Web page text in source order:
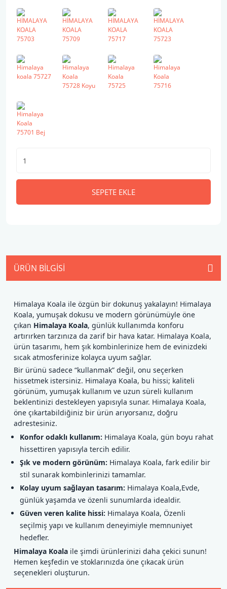
SEPETE EKLE
ÜRÜN BILGISI
Himalaya Koala ile özgün bir dokunuş yakalayın! Himalaya
Koala, yumuşak dokusu ve modern görünümüyle öne
çıkan Himalaya Koala, günlük kullanımda konforu
artırırken tarzınıza da zarif bir hava katar. Himalaya Koala,
ürün tasarımı, hem şık kombinlerinize hem de evinizdeki
sıcak atmosferinize kolayca uyum sağlar.
Bir ürünü sadece “kullanmak” değil, onu seçerken
hissetmek istersiniz. Himalaya Koala, bu hissi; kaliteli
görünüm, yumuşak kullanım ve uzun süreli kullanım
beklentinizi destekleyen yapısıyla sunar. Himalaya Koala,
öne çıkartabildiğiniz bir ürün arıyorsanız, doğru
adrestesiniz.
Konfor odaklı kullanım: Himalaya Koala, gün boyu rahat
hissettiren yapısıyla tercih edilir.
Şık ve modern görünüm: Himalaya Koala, fark edilir bir
stil sunarak kombinlerinizi tamamlar.
Kolay uyum sağlayan tasarım: Himalaya Koala,Evde,
günlük yaşamda ve özenli sunumlarda idealdir.
Güven veren kalite hissi: Himalaya Koala, Özenli
seçilmiş yapı ve kullanım deneyimiyle memnuniyet
hedefler.
Himalaya Koala ile şimdi ürünlerinizi daha çekici sunun!
Hemen keşfedin ve stoklarınızda öne çıkacak ürün
seçenekleri oluşturun.